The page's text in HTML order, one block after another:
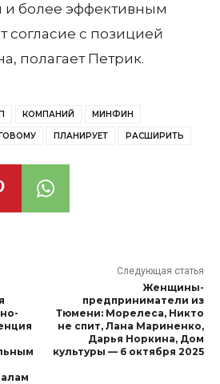
более эффективным
согласие с позицией
полагает Петрик.
КОМПАНИЙ МИНФИН
ПЛАНИРУЕТ РАСШИРИТЬ
Следующая статья
Женщины-
предприниматели из
Тюмени: Морелеса, Никто
не спит, Лана Мариненко,
Дарья Норкина, Дом
культуры — 6 октября 2025